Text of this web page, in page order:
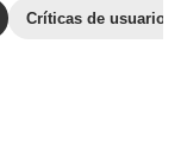
Críticas de usuarios